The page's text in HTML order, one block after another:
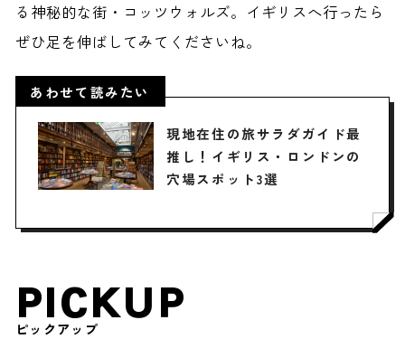
る神秘的な街・コッツウォルズ。イギリスへ行ったら
ぜひ足を伸ばしてみてくださいね。
あわせて読みたい
現地在住の旅サラダガイド最
推し！イギリス・ロンドンの
穴場スポット3選
PICKUP
ピックアップ